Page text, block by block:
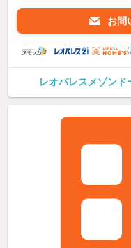
お問
レオパレスメゾン